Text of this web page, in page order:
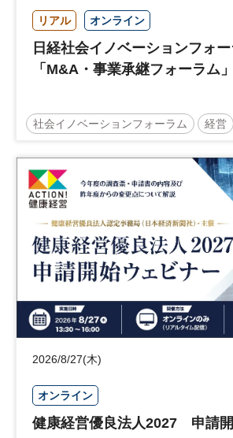
リアル オンライン
日経社会イノベーションフォ
「M&A・事業承継フォーラム」
社会イノベーションフォーラム 経営
事業承継 中堅中小企業
日経社会イノベーションフォーラム
2026/8/27(木)
オンライン
健康経営優良法人2027 申請